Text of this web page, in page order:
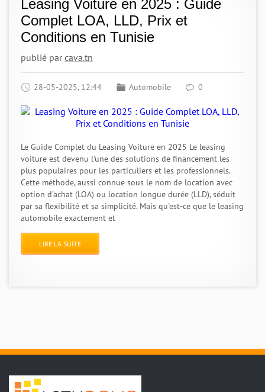
Leasing Voiture en 2025 : Guide
Complet LOA, LLD, Prix et
Conditions en Tunisie
publié parcava.tn
28-05-2025, 12:44 Automobile 0
Le Guide Complet du Leasing Voiture en 2025 Le leasing
voiture est devenu l'une des solutions de financement les
plus populaires pour les particuliers et les professionnels.
Cette méthode, aussi connue sous le nom de location avec
option d'achat (LOA) ou location longue durée (LLD), séduit
par sa flexibilité et sa simplicité. Mais qu'est-ce que le leasing
automobile exactement et
LIRE LA SUITE